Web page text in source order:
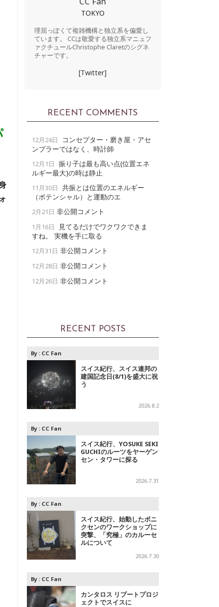
TOKYO
理屈っぽくて複雑機構と独立系を偏愛し
ています。 CCは敬愛する独立系マニュフ
ァクチュールChristophe Claretのシグネ
チャーです。
[Twitter]
RECENT COMMENTS
12月24日
コンセプター・磨き屋・アセ
ンブラーではなく、時計師
12月1日 振り子は最も高い点(位置エネ
ルギー最大)の時は静止
11月30日 共振とは位置のエネルギー
（ポテンシャル）と運動のエ
2月21日 非公開コメント
1月16日
見てるだけでワクワクできま
すね。 実機を手に取る
12月31日 非公開コメント
12月28日 非公開コメント
12月26日 非公開コメント
RECENT POSTS
By : CC Fan
スイス紀行、スイス連邦の
建国記念日(8/1)を盛大に祝
う
2026.8.2
By : CC Fan
スイス紀行、YOSUKE SEKI
GUCHIのルーツをヤーゲン
セン・タワーに探る
2026.7.31
By : CC Fan
スイス紀行、始動したボニ
クセンのワークショップに
突撃、「究極」のカルーセ
ルについて
2026.7.30
By : CC Fan
カンタロス リブートプロジ
ェクトでスイスに